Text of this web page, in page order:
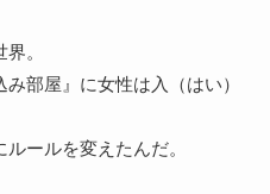
。
部屋』に女性は入（はい）
ールを変えたんだ。